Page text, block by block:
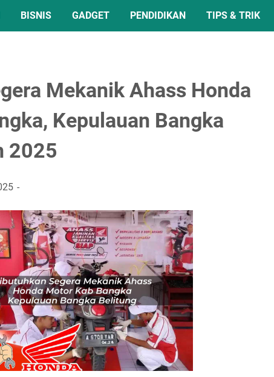
BISNIS GADGET PENDIDIKAN TIPS & TRIK
Mekanik Ahass Honda
Kepulauan Bangka
2025